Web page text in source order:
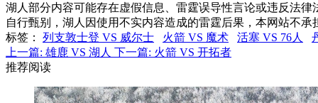
湖人部分内容可能存在虚假信息、雷霆误导性言论或违反法律
自行甄别，湖人因使用不实内容造成的雷霆后果，本网站不承
标签 ： 列支敦士登 VS 威尔士 火箭 VS 魔术 活塞 VS 76人
上一篇: 雄鹿 VS 湖人 下一篇: 火箭 VS 开拓者
推荐阅读